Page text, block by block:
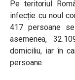
Pe teritoriul
infecție cu noul
417 persoane
asemenea,
domiciliu, iar în
persoane.